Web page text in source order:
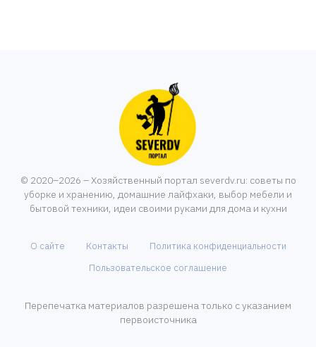
© 2020–2026 – Хозяйственный портал severdv.ru: советы по
уборке и хранению, домашние лайфхаки, выбор мебели и
бытовой техники, идеи своими руками для дома и кухни
О сайте Контакты
Политика конфиденциальности
Пользовательское соглашение
Перепечатка материалов разрешена только с указанием
первоисточника